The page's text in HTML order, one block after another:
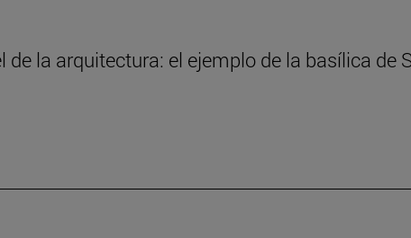
la arquitectura: el ejemplo de la basílica de